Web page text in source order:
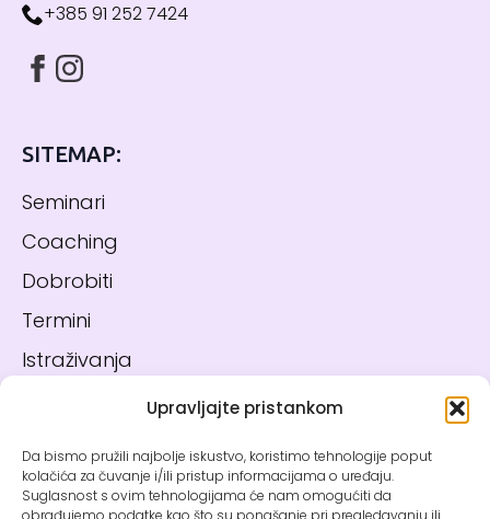
Upravljajte pristankom
Da bismo pružili najbolje iskustvo, koristimo tehnologije poput
kolačića za čuvanje i/ili pristup informacijama o uređaju.
Suglasnost s ovim tehnologijama će nam omogućiti da
obrađujemo podatke kao što su ponašanje pri pregledavanju ili
+385 91 252 7424
SITEMAP:
Seminari
Coaching
Dobrobiti
Termini
Istraživanja
PRAVNE INFO: